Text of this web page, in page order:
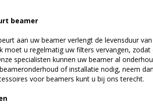
beamer
aan uw beamer verlengt de levensduur
moet u regelmatig uw filters vervangen,
specialisten kunnen uw beamer al
of installatie nodig, neem dan
voor beamers kunt u bij ons terecht.